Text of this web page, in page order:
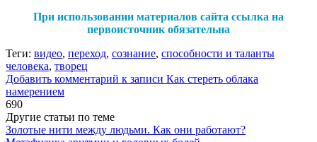
При использовании материалов сайта ссылка на
первоисточник обязательна
Теги: видео, переход, сознание, способности и таланты
человека, творец
Добавить комментарий к записи Как стереть облака
намерением
690
Другие статьи по теме
Золотые нити между людьми. Как они работают?